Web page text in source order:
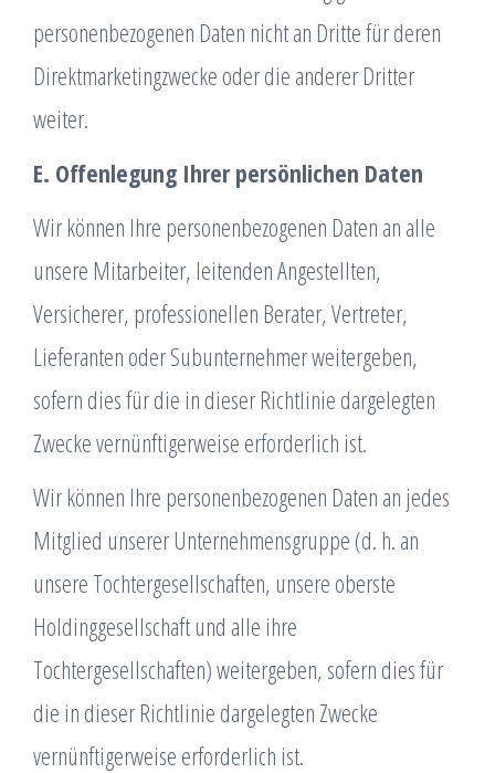
personenbezogenen Daten nicht an Dritte für deren
Direktmarketingzwecke oder die anderer Dritter
weiter.
E. Offenlegung Ihrer persönlichen Daten
Wir können Ihre personenbezogenen Daten an alle
unsere Mitarbeiter, leitenden Angestellten,
Versicherer, professionellen Berater, Vertreter,
Lieferanten oder Subunternehmer weitergeben,
sofern dies für die in dieser Richtlinie dargelegten
Zwecke vernünftigerweise erforderlich ist.
Wir können Ihre personenbezogenen Daten an jedes
Mitglied unserer Unternehmensgruppe (d. h. an
unsere Tochtergesellschaften, unsere oberste
Holdinggesellschaft und alle ihre
Tochtergesellschaften) weitergeben, sofern dies für
die in dieser Richtlinie dargelegten Zwecke
vernünftigerweise erforderlich ist.